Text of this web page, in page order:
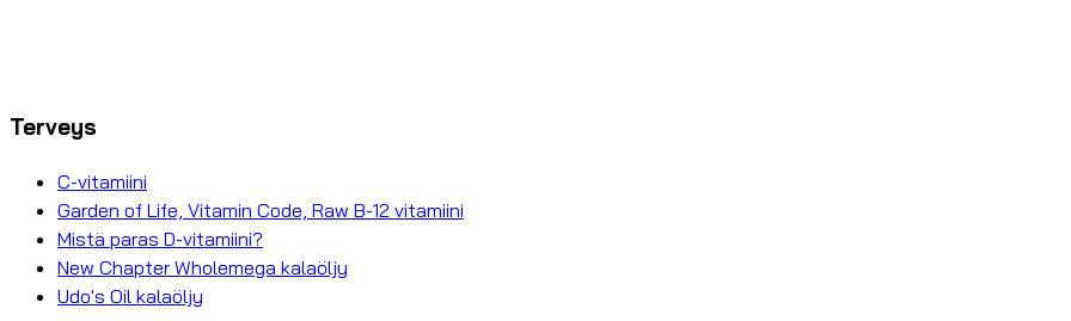
Terveys
C-vitamiini
Garden of Life, Vitamin Code, Raw B-12 vitamiini
Mistä paras D-vitamiini?
New Chapter Wholemega kalaöljy
Udo's Oil kalaöljy